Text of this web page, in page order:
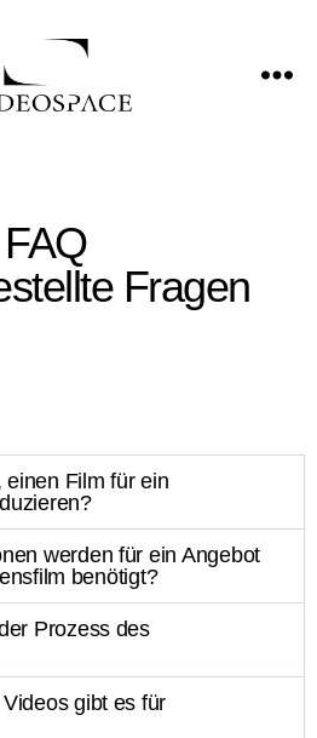
FAQ
Fragen
Film für ein
werden für ein Angebot
benötigt?
Prozess des
gibt es für